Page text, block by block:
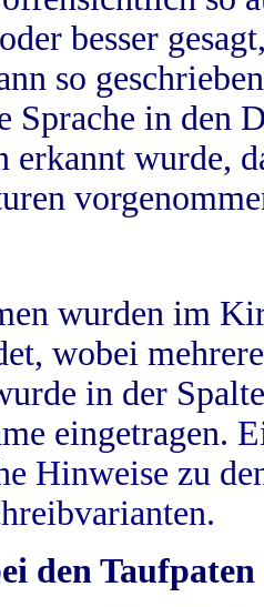
besser
so
Sprache in
erkannt wurde,
wurden im
wobei
in der
eingetragen.
Hinweise zu
den Taufpaten